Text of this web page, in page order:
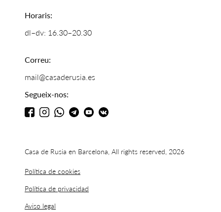
Horaris:
dl–dv: 16.30–20.30
Correu:
mail@casaderusia.es
Segueix-nos:
Casa de Rusia en Barcelona, All rights reserved, 2026
Política de cookies
Política de privacidad
Aviso legal